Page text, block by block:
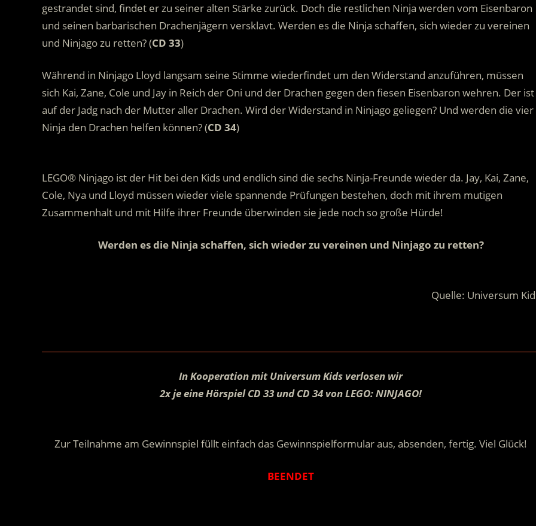
gestrandet sind, findet er zu seiner alten Stärke zurück. Doch die restlichen Ninja werden vom Eisenbaron
und seinen barbarischen Drachenjägern versklavt. Werden es die Ninja schaffen, sich wieder zu vereinen
und Ninjago zu retten? (CD 33)
Während in Ninjago Lloyd langsam seine Stimme wiederfindet um den Widerstand anzuführen, müssen
sich Kai, Zane, Cole und Jay in Reich der Oni und der Drachen gegen den fiesen Eisenbaron wehren. Der ist
auf der Jadg nach der Mutter aller Drachen. Wird der Widerstand in Ninjago geliegen? Und werden die vier
Ninja den Drachen helfen können? (CD 34)
LEGO® Ninjago ist der Hit bei den Kids und endlich sind die sechs Ninja-Freunde wieder da. Jay, Kai, Zane,
Cole, Nya und Lloyd müssen wieder viele spannende Prüfungen bestehen, doch mit ihrem mutigen
Zusammenhalt und mit Hilfe ihrer Freunde überwinden sie jede noch so große Hürde!
Werden es die Ninja schaffen, sich wieder zu vereinen und Ninjago zu retten?
Quelle: Universum
In Kooperation mit Universum Kids verlosen wir
2x je eine Hörspiel CD 33 und CD 34 von LEGO: NINJAGO!
Zur Teilnahme am Gewinnspiel füllt einfach das Gewinnspielformular aus, absenden, fertig. Viel Glück!
BEENDET